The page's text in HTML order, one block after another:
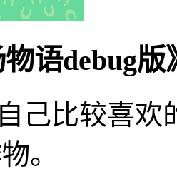
物语debug
己比较喜
。